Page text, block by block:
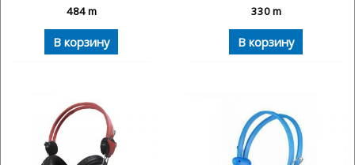
484m
В корзину
330m
В корзину